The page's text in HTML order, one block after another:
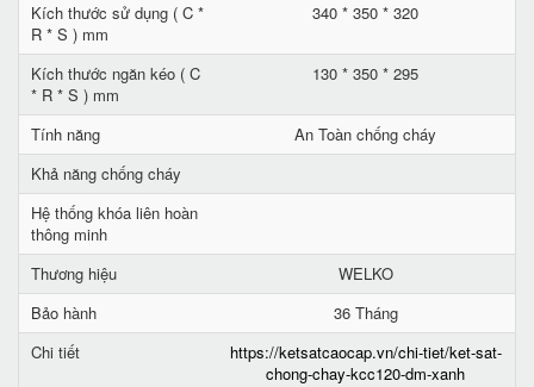
Kích thước sử dụng ( C *
R * S ) mm
340 * 350 * 320
Kích thước ngăn kéo ( C
* R * S ) mm
130 * 350 * 295
Tính năng
An Toàn chống cháy
Khả năng chống cháy
Hệ thống khóa liên hoàn
thông minh
Thương hiệu
WELKO
Bảo hành
36 Tháng
Chi tiết
https://ketsatcaocap.vn/chi-tiet/ket-sat-
chong-chay-kcc120-dm-xanh